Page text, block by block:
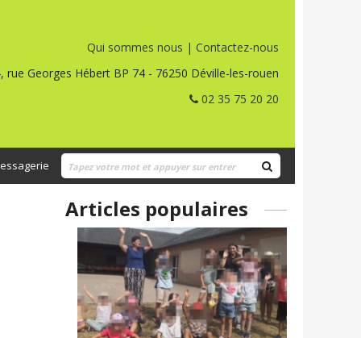
Qui sommes nous | Contactez-nous
rue Georges Hébert BP 74 - 76250 Déville-les-rouen
02 35 75 20 20
Articles populaires